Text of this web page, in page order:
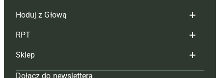
Redakcja
Reklama
Tagi
Hoduj z Głową
Hoduj z głową bydło
Hoduj z głową świnie
RPT
Redakcja
Sklep
Dołącz do newslettera